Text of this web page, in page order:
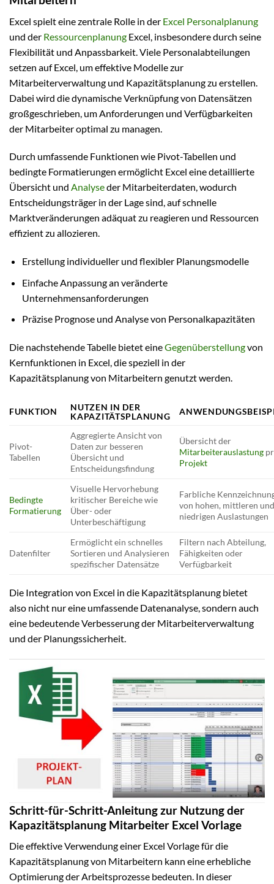
Excel spielt eine zentrale Rolle in der Excel Personalplanung
und der Ressourcenplanung Excel, insbesondere durch seine
Flexibilität und Anpassbarkeit. Viele Personalabteilungen
setzen auf Excel, um effektive Modelle zur
Mitarbeiterverwaltung und Kapazitätsplanung zu erstellen.
Dabei wird die dynamische Verknüpfung von Datensätzen
großgeschrieben, um Anforderungen und Verfügbarkeiten
der Mitarbeiter optimal zu managen.
Durch umfassende Funktionen wie Pivot-Tabellen und
bedingte Formatierungen ermöglicht Excel eine detaillierte
Übersicht und Analyseder Mitarbeiterdaten, wodurch
Entscheidungsträger in der Lage sind, auf schnelle
Marktveränderungen adäquat zu reagieren und Ressourcen
effizient zu allozieren.
Erstellung individueller und flexibler Planungsmodelle
Einfache Anpassung an veränderte
Unternehmensanforderungen
Präzise Prognose und Analyse von Personalkapazitäten
Die nachstehende Tabelle bietet eineGegenüberstellungvon
Kernfunktionen in Excel, die speziell in der
Kapazitätsplanung von Mitarbeitern genutzt werden.
FUNKTION
NUTZEN IN DER
KAPAZITÄTSPLANUNG
Pivot-
Tabellen
Aggregierte Ansicht von
Daten zur besseren
Übersicht und
Entscheidungsfindung
Übersicht der
Mitarbeiterauslastung
Projekt
Bedingte
Formatierung
Visuelle Hervorhebung
kritischer Bereiche wie
Über- oder
Unterbeschäftigung
Farbliche
von hohen, mittleren
niedrigen Auslastungen
Datenfilter
Ermöglicht ein schnelles
Sortieren und Analysieren
spezifischer Datensätze
Filtern nach Abteilung,
Fähigkeiten oder
Verfügbarkeit
Die Integration von Excel in die Kapazitätsplanung bietet
also nicht nur eine umfassende Datenanalyse, sondern auch
eine bedeutende Verbesserung der Mitarbeiterverwaltung
und der Planungssicherheit.
Schritt-für-Schritt-Anleitung zur Nutzung der
Kapazitätsplanung Mitarbeiter Excel Vorlage
Die effektive Verwendung einer Excel Vorlage für die
Kapazitätsplanung von Mitarbeitern kann eine erhebliche
Optimierung der Arbeitsprozesse bedeuten. In dieser